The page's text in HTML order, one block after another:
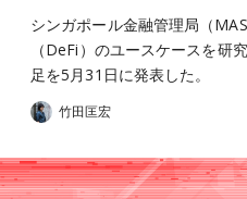
シンガポール金融管理局（
（DeFi）のユースケースを研
足を5月31日に発表した。
竹田匡宏